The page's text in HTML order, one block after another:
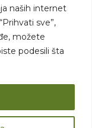
naših internet
sve”,
možete
podesili šta